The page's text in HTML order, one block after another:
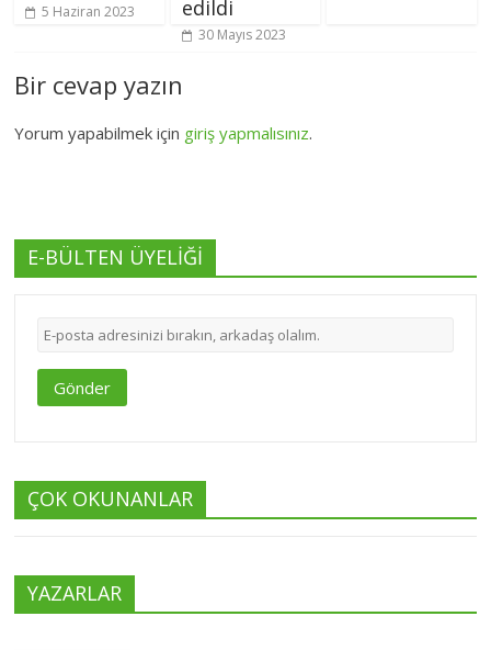
5 Haziran 2023
edildi
30 Mayıs 2023
Bir cevap yazın
Yorum yapabilmek için giriş yapmalısınız.
E-BÜLTEN ÜYELİĞİ
Gönder
ÇOK OKUNANLAR
YAZARLAR